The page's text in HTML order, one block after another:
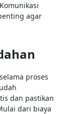
agar
proses
dan pastikan
dari biaya